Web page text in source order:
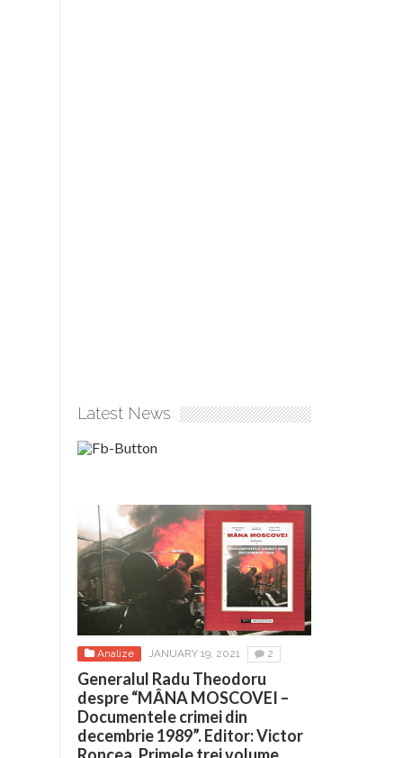
Latest News
Analize JANUARY 19, 2021 2
Generalul Radu Theodoru
despre “MÂNA MOSCOVEI –
Documentele crimei din
decembrie 1989”. Editor: Victor